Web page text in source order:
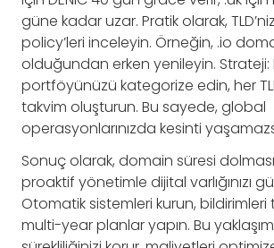
güne kadar uzar. Pratik olarak,
policy’leri inceleyin. Örneğin, .io
olduğundan erken yenileyin.
portföyünüzü kategorize edin, her
takvim oluşturun. Bu sayede, global
operasyonlarınızda kesinti
Sonuç olarak, domain süresi
proaktif yönetimle dijital varlığınızı
Otomatik sistemleri kurun,
multi-year planlar yapın. Bu